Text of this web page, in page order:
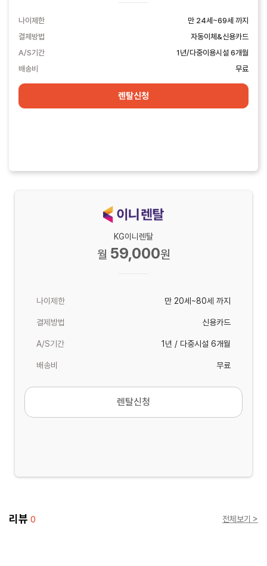
나이제한
만 24세~69세 까지
결제방법
자동이체&신용카드
A/S기간
1년/다중이용시설 6개월
배송비
무료
렌탈신청
KG이니렌탈
월 59,000원
나이제한 만 20세~80세 까지
결제방법 신용카드
A/S기간 1년 / 다중시설 6개월
배송비 무료
렌탈신청
리뷰 0 전체보기 >